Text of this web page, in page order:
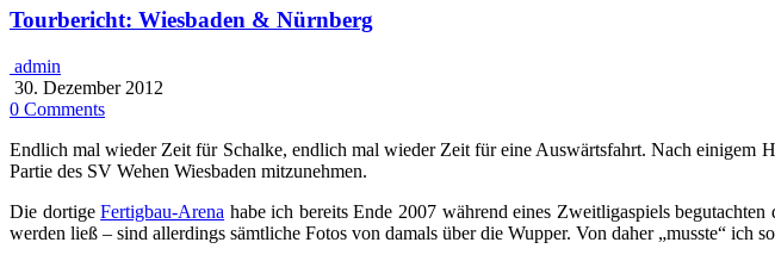
Tourbericht: Wiesbaden & Nürnberg
admin
30. Dezember 2012
0 Comments
Endlich mal wieder Zeit für Schalke, endlich mal wieder Zeit für eine Auswärtsfahrt. Nach einigem
Partie des SV Wehen Wiesbaden mitzunehmen.
Die dortigeFertigbau-Arena habe ich bereits Ende 2007 während eines Zweitligaspiels
werden ließ – sind allerdings sämtliche Fotos von damals über die Wupper. Von daher „musste“